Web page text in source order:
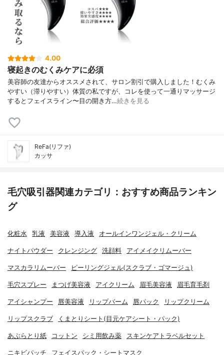
4.00
寝起きのむくみケアに必須
美容師の友達からオススメされて、サロン割引で購入しました！むくみ
やすい（滞りやすい）体質の私ですが、コレを使って一通りマッサージ
するとフェイスライン〜目の開き方…続きを見る
ReFa(リファ)
カッサ
毛穴吸引器関連カテゴリ：おすすめ商品ランキン
グ
化粧水 乳液 美容液 導入液 オールインワンジェル・クリーム
ナイトパウダー クレンジング 洗顔料 アイメイクリムーバー
マスカラリムーバー ピーリングジェル(スクラブ・ゴマージュ)
毛穴スプレー まつげ美容液 アイクリーム 眉毛美容液 眉毛育毛剤
アイシャンプー 唇美容液 リップバーム 唇パック リップクリーム
リップスクラブ くまとりシート(目元ケアシート・パック)
あぶらとり紙 コットン シミ用飲み薬 スキンケアトラベルセット
ニキビパッチ フェイスパック・シートマスク